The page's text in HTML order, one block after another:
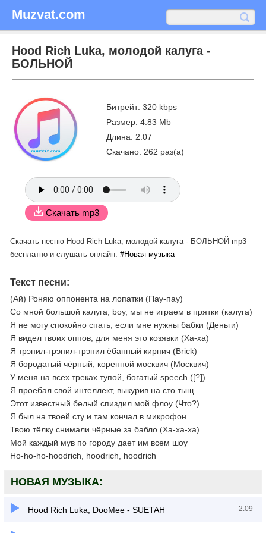
Muzvat.com
Hood Rich Luka, молодой калуга -
БОЛЬНОЙ
Битрейт: 320 kbps
Размер: 4.83 Mb
Длина: 2:07
Скачано: 262 раз(а)
Скачать mp3
Скачать песню Hood Rich Luka, молодой калуга - БОЛЬНОЙ mp3
бесплатно и слушать онлайн. #Новая музыка
Текст песни:
(Ай) Роняю оппонента на лопатки (Пау-пау)
Со мной большой калуга, boy, мы не играем в прятки (калуга)
Я не могу спокойно спать, если мне нужны бабки (Деньги)
Я видел твоих оппов, для меня это козявки (Ха-ха)
Я трэпил-трэпил-трэпил ёбанный кирпич (Brick)
Я бородатый чёрный, коренной москвич (Москвич)
У меня на всех треках тупой, богатый speech ([?])
Я проебал свой интеллект, выкурив на сто тыщ
Этот известный белый спиздил мой флоу (Что?)
Я был на твоей сту и там кончал в микрофон
Твою тёлку снимали чёрные за бабло (Ха-ха-ха)
Мой каждый мув по городу дает им всем шоу
Ho-ho-ho-hoodrich, hoodrich, hoodrich
НОВАЯ МУЗЫКА:
Hood Rich Luka, DooMee - SUETAH 2:09